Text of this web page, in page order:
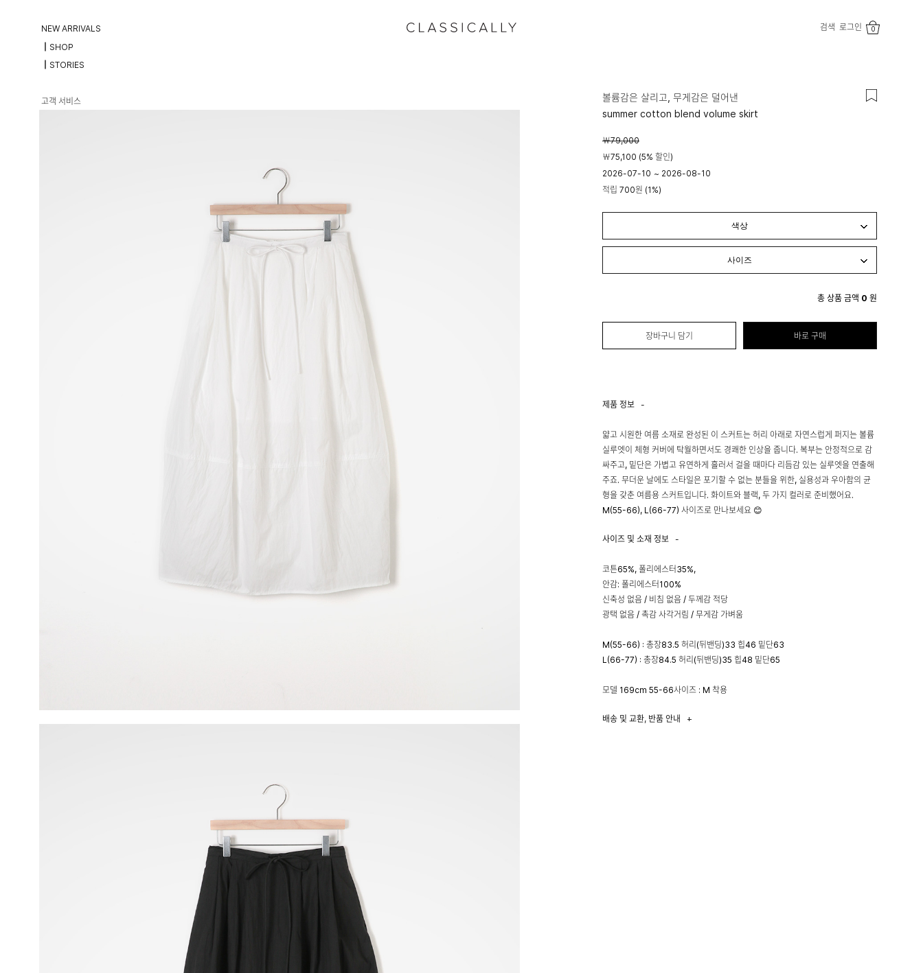
검색 로그인 0
NEW ARRIVALS
┃SHOP
┃STORIES
고객 서비스
볼륨감은 살리고, 무게감은 덜어낸
summer cotton blend volume skirt
￦79,000
￦75,100 (5% 할인)
2026-07-10
04시 00분
~ 2026-08-10
적립 700원 (1%)
총 상품 금액 0 원
장바구니 담기 바로 구매
제품 정보 -
얇고 시원한 여름 소재로 완성된 이 스커트는 허리 아래로 자연스럽게 퍼지는 볼륨
실루엣이 체형 커버에 탁월하면서도 경쾌한 인상을 줍니다. 복부는 안정적으로 감
싸주고, 밑단은 가볍고 유연하게 흘러서 걸을 때마다 리듬감 있는 실루엣을 연출해
주죠. 무더운 날에도 스타일은 포기할 수 없는 분들을 위한, 실용성과 우아함의 균
형을 갖춘 여름용 스커트입니다. 화이트와 블랙, 두 가지 컬러로 준비했어요.
M(55-66), L(66-77) 사이즈로 만나보세요 😊
사이즈 및 소재 정보 -
코튼65%, 폴리에스터35%,
안감: 폴리에스터100%
신축성 없음 / 비침 없음 / 두께감 적당
광택 없음 / 촉감 사각거림 / 무게감 가벼움
M(55-66) : 총장83.5 허리(뒤밴딩)33 힙46 밑단63
L(66-77) : 총장84.5 허리(뒤밴딩)35 힙48 밑단65
모델 169cm 55-66사이즈 : M 착용
배송 및 교환, 반품 안내 +